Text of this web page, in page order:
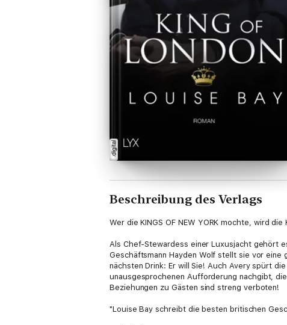
Beschreibung des Verlags
Wer die KINGS OF NEW YORK mochte, wird die
Als Chef-Stewardess einer Luxusjacht gehört
Geschäftsmann Hayden Wolf stellt sie vor
nächsten Drink: Er will Sie! Auch Avery spürt
unausgesprochenen Aufforderung nachgibt,
Beziehungen zu Gästen sind streng verboten!
"Louise Bay schreibt die besten britischen